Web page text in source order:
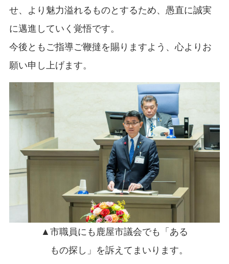
せ、より魅力溢れるものとするため、愚直に誠実
に邁進していく覚悟です。
今後ともご指導ご鞭撻を賜りますよう、心よりお
願い申し上げます。
▲市職員にも鹿屋市議会でも「ある
もの探し」を訴えてまいります。